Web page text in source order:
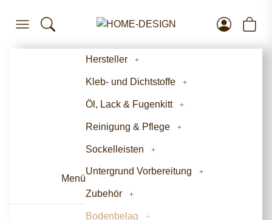
Menü
Hersteller
Kleb- und Dichtstoffe
Öl, Lack & Fugenkitt
Reinigung & Pflege
Sockelleisten
Untergrund Vorbereitung
Zubehör
Bodenbelag